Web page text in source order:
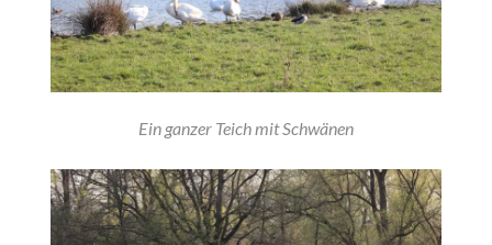
Ein ganzer Teich mit Schwänen